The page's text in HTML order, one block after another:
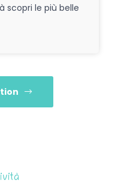
scopri le più belle